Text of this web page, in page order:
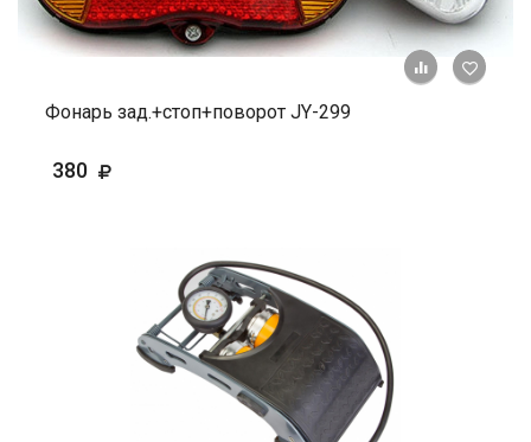
+ К
Фонарь зад.+стоп+поворот JY-299
380